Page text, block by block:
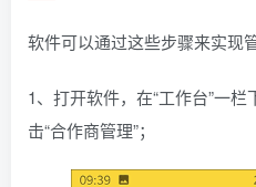
软件可以通过这些步骤来实现
1、打开软件，在“工作台”一栏
击“合作商管理”；